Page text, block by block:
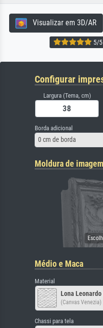
Visualizar em 3D/AR
5/
Configurar
Largura (Tema, cm)
Borda adicional
0 cm de borda
Moldura de imagem
Médio e Maca
Material
Lona
(Canvas Venezia)
Chassi para tela